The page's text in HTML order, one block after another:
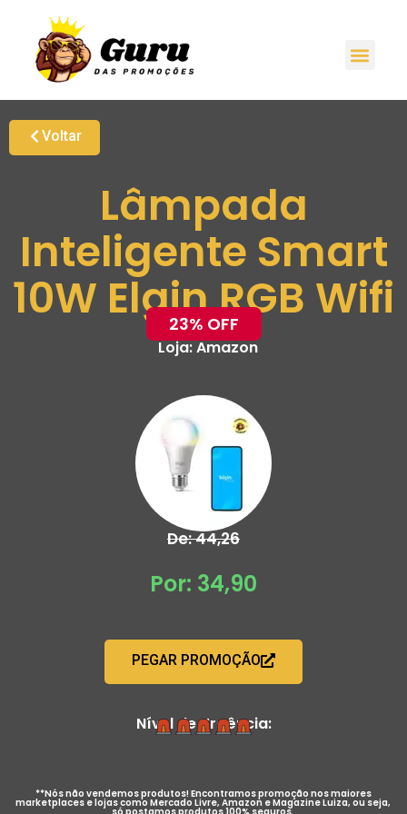
Voltar
Lâmpada
Inteligente Smart
10W Elgin RGB Wifi
23% OFF
Loja:Amazon
De: 44,26
Por: 34,90
PEGAR PROMOÇÃO
Nível de Urgência:
**Nós não vendemos produtos! Encontramos promoção nos maiores
marketplaces e lojas como Mercado Livre, Amazon e Magazine Luiza, ou seja,